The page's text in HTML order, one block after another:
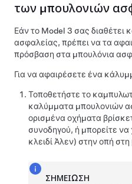
των μπουλονιών
Εάν το Model 3 σας διαθέτει
ασφαλείας, πρέπει να τα
πρόσβαση στα μπουλόνια
Για να αφαιρέσετε ένα
Τοποθετήστε το
καλύμματα μπουλονιών
ορισμένα οχήματα
συνοδηγού, ή μπορείτε να
κλειδί Άλεν) στην οπή
ΣΗΜΕΊΩΣΗ